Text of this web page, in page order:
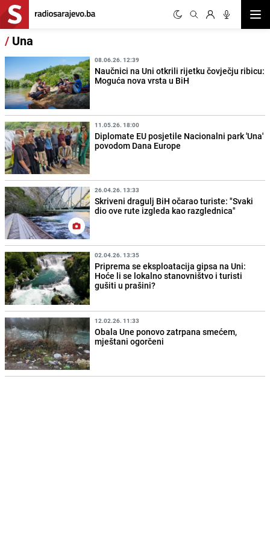
/ Una
08.06.26. 12:39
Naučnici na Uni otkrili rijetku čovječju ribicu:
Moguća nova vrsta u BiH
11.05.26. 18:00
Diplomate EU posjetile Nacionalni park 'Una'
povodom Dana Europe
26.04.26. 13:33
Skriveni dragulj BiH očarao turiste: "Svaki
dio ove rute izgleda kao razglednica"
02.04.26. 13:35
Priprema se eksploatacija gipsa na Uni:
Hoće li se lokalno stanovništvo i turisti
gušiti u prašini?
12.02.26. 11:33
Obala Une ponovo zatrpana smećem,
mještani ogorčeni